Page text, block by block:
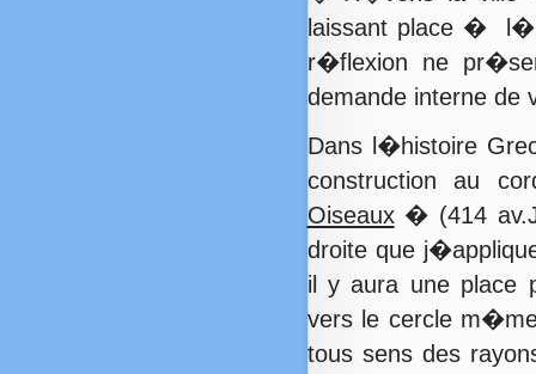
laissant place �
r�flexion ne
demande interne de
Dans l�histoire
construction au
Oiseaux� (414
droite que
il y aura une place
vers le cercle
tous sens des